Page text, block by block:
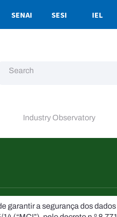
SENAI SESI IEL
Industry Observatory
garantir a segurança dos